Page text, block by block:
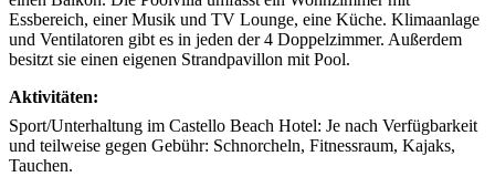
Essbereich, einer Musik und TV Lounge, eine Küche. Klimaanlage
und Ventilatoren gibt es in jeden der 4 Doppelzimmer. Außerdem
besitzt sie einen eigenen Strandpavillon mit Pool.
Aktivitäten:
Sport/Unterhaltung im Castello Beach Hotel: Je nach Verfügbarkeit
und teilweise gegen Gebühr: Schnorcheln, Fitnessraum, Kajaks,
Tauchen.